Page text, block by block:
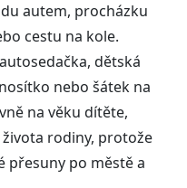
autem, procházku
cestu na kole.
dětská
nebo šátek na
na věku dítěte,
rodiny, protože
přesuny po městě a